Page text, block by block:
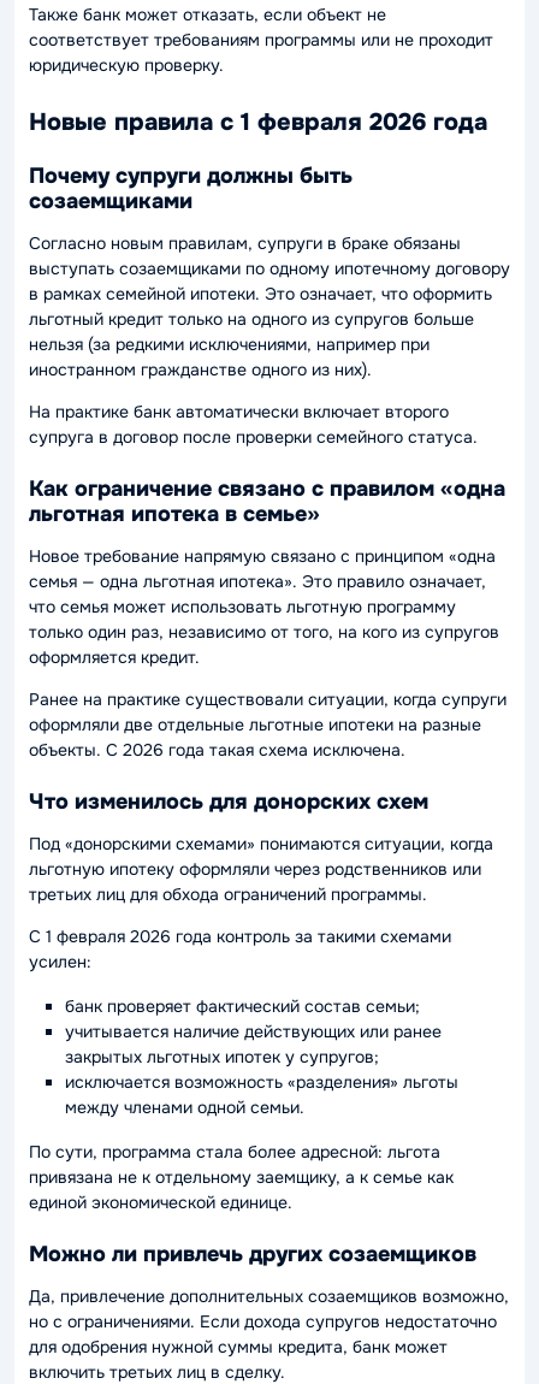
Также банк может отказать, если объект не
соответствует требованиям программы или не проходит
юридическую проверку.
Новые правила с 1 февраля 2026 года
Почему супруги должны быть
созаемщиками
Согласно новым правилам, супруги в браке обязаны
выступать созаемщиками по одному ипотечному договору
в рамках семейной ипотеки. Это означает, что оформить
льготный кредит только на одного из супругов больше
нельзя (за редкими исключениями, например при
иностранном гражданстве одного из них).
На практике банк автоматически включает второго
супруга в договор после проверки семейного статуса.
Как ограничение связано с правилом «одна
льготная ипотека в семье»
Новое требование напрямую связано с принципом «одна
семья — одна льготная ипотека». Это правило означает,
что семья может использовать льготную программу
только один раз, независимо от того, на кого из супругов
оформляется кредит.
Ранее на практике существовали ситуации, когда супруги
оформляли две отдельные льготные ипотеки на разные
объекты. С 2026 года такая схема исключена.
Что изменилось для донорских схем
Под «донорскими схемами» понимаются ситуации, когда
льготную ипотеку оформляли через родственников или
третьих лиц для обхода ограничений программы.
С 1 февраля 2026 года контроль за такими схемами
усилен:
банк проверяет фактический состав семьи;
учитывается наличие действующих или ранее
закрытых льготных ипотек у супругов;
исключается возможность «разделения» льготы
между членами одной семьи.
По сути, программа стала более адресной: льгота
привязана не к отдельному заемщику, а к семье как
единой экономической единице.
Можно ли привлечь других созаемщиков
Да, привлечение дополнительных созаемщиков возможно,
но с ограничениями. Если дохода супругов недостаточно
для одобрения нужной суммы кредита, банк может
включить третьих лиц в сделку.